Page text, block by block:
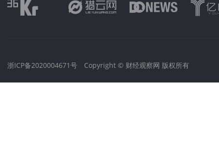
浙ICP备2020004671号 Copyright © 财经观察网 版权所有